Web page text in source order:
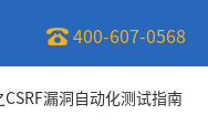
400-607-0568
漏洞自动化测试指南